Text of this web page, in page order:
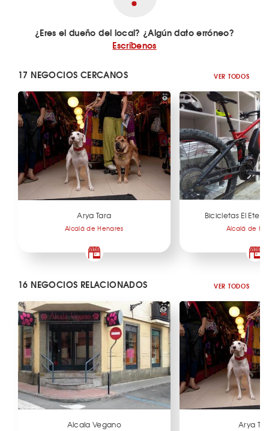
¿Eres el dueño del local? ¿Algún dato erróneo?
Escríbenos
17 NEGOCIOS CERCANOS VER TODOS
Arya Tara
Alcalá de Henares
Bicicletas El
Alcalá de
16 NEGOCIOS RELACIONADOS VER TODOS
Alcala Vegano Arya